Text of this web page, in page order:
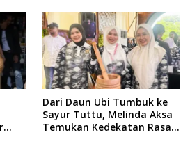
Data
Dari Daun Ubi Tumbuk ke
Sayur Tuttu, Melinda Aksa
Temukan Kedekatan Rasa